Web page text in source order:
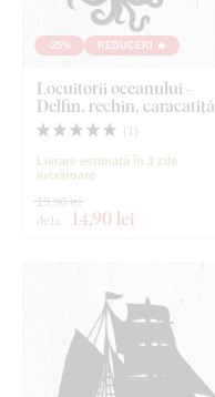
-25% REDUCERI 🔥
Locuitorii oceanului -
Delfin, rechin, caracatiță
( 1 )
Livrare estimată în 3 zile
lucrătoare
de la 14,90 lei
19,90 lei